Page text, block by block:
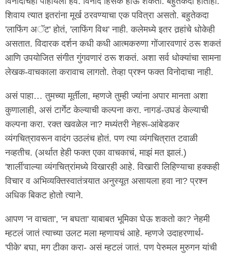
शिवाय त्यात इतरांना मूर्ख ठरवण्याचा एक पवित्रा असतो. बहुतेकदा
'लाफिंग अॅट' होतं, 'लाफिंग विथ' नाही. कलेमध्ये इतर तर्‍हांचे धोकेही
असतात. विदारक दर्शन कधी कधी आत्मकरुणा गोंजारवणारं ठरू शकतं
आणि उपयोजित संगीत गुंगवणारं ठरू शकतं. अशा सर्व धोक्यांचा सामना
लेखक-वाचकाला करावाच लागतो. तेव्हा प्रश्न फक्त विनोदाचा नाही.
असं पाहा… तुमच्या मूर्तीला, म्हणजे तुम्ही ज्यांना अपार मानता अशा
कुणालाही, असं टार्गेट केल्याची कल्पना करा. नागडं-उघडं केल्याची
कल्पना करा. रक्त खवळेल ना? मध्यंतरी नेहरू-आंबेडकर
व्यंगचित्रावरून वादंग उठलंच होतं. पण त्या व्यंगचित्रात टवाळी
नव्हतीच. (अर्थात हेही फक्त एका वाचकाचं, माझं मत झालं.)
'शार्ली'वाल्या व्यंगचित्रांमध्ये विखारही आहे. विखारी लिहिण्याचा हक्कही
विचार व अभिव्यक्तिस्वातंत्र्यात अनुस्यूत असायला हवा ना? प्रश्न
अधिक बिकट होतो त्याने.
आपण 'न वाचता', 'न बघता' याबाबत भूमिका घेऊ शकतो का? नेहमी
म्हटलं जातं त्याच्या उलट मला म्हणायचं आहे. म्हणजे उदाहरणार्थ-
'पीके' बघा, मग टीका करा- असं म्हटलं जातं. पण पेरुमल मुरुगन यांची